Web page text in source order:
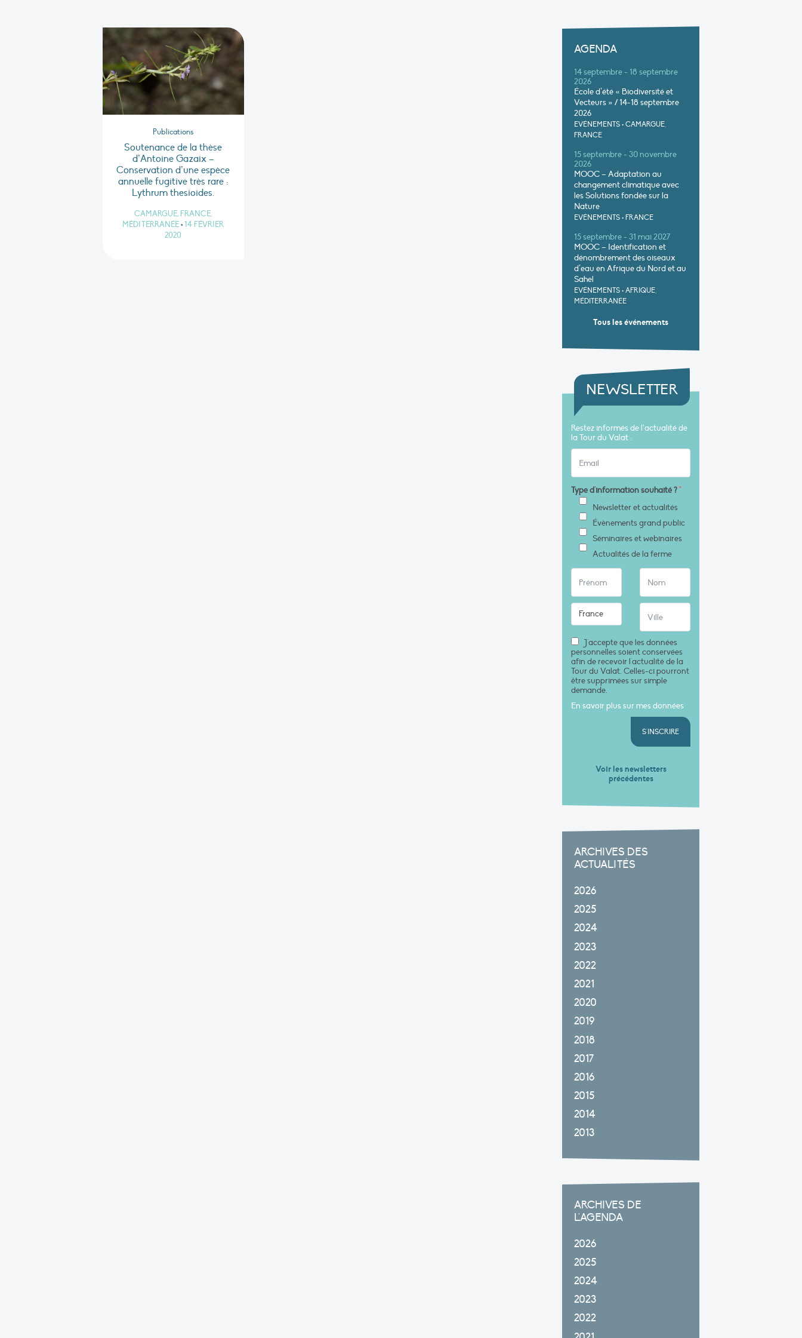
Publications
Soutenance de la thèse
d’Antoine Gazaix –
Conservation d’une espèce
annuelle fugitive très rare :
Lythrum thesioides.
CAMARGUE, FRANCE,
MÉDITERRANÉE • 14 FÉVRIER
2020
AGENDA
14 septembre - 18 septembre
2026
École d’été « Biodiversité et
Vecteurs » / 14-18 septembre
2026
EVÉNEMENTS • CAMARGUE,
FRANCE
15 septembre - 30 novembre
2026
MOOC – Adaptation au
changement climatique avec
les Solutions fondée sur la
Nature
EVÉNEMENTS • FRANCE
15 septembre - 31 mai 2027
MOOC – Identification et
dénombrement des oiseaux
d’eau en Afrique du Nord et au
Sahel
EVÉNEMENTS • AFRIQUE,
MÉDITERRANÉE
Tous les événements
NEWSLETTER
Restez informés de l’actualité de
la Tour du Valat :
Type d'information souhaité ?*
Newsletter et actualités
Évènements grand public
Séminaires et webinaires
Actualités de la ferme
J'accepte que les données
personnelles soient conservées
afin de recevoir l'actualité de la
Tour du Valat. Celles-ci pourront
être supprimées sur simple
demande.
En savoir plus sur mes données
S'INSCRIRE
Voir les newsletters
précédentes
ARCHIVES DES
ACTUALITÉS
2026
2025
2024
2023
2022
2021
2020
2019
2018
2017
2016
2015
2014
2013
ARCHIVES DE
L'AGENDA
2026
2025
2024
2023
2022